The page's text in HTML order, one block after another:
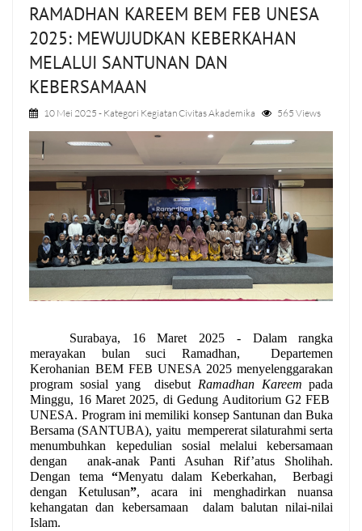
RAMADHAN KAREEM BEM FEB UNESA
2025: MEWUJUDKAN KEBERKAHAN
MELALUI SANTUNAN DAN
KEBERSAMAAN
10 Mei 2025 - Kategori Kegiatan Civitas Akademika 565 Views
Surabaya, 16 Maret 2025 - Dalam rangka
merayakan bulan suci Ramadhan,  Departemen
Kerohanian BEM FEB UNESA 2025 menyelenggarakan
program sosial yang  disebut Ramadhan Kareem pada
Minggu, 16 Maret 2025, di Gedung Auditorium G2 FEB
UNESA. Program ini memiliki konsep Santunan dan Buka
Bersama (SANTUBA), yaitu  mempererat silaturahmi serta
menumbuhkan kepedulian sosial melalui kebersamaan
dengan  anak-anak Panti Asuhan Rif’atus Sholihah.
Dengan tema “Menyatu dalam Keberkahan,  Berbagi
dengan Ketulusan”, acara ini menghadirkan nuansa
kehangatan dan kebersamaan  dalam balutan nilai-nilai
Islam.